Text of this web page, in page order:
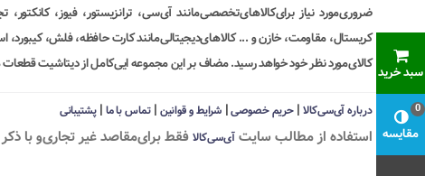
ضروری‌مورد نیاز برای‌کالاهای‌تخصصی‌مانند آی‌سی، ترانزیستور، فیوز، کانکتور،
کریستال، مقاومت، خازن و ... کالاهای‌دیجیتالی‌مانند کارت حافظه، فلش، کیبورد،
کالای‌مورد نظر خود خواهد رسید. مضاف بر این مجموعه ایی‌کامل از دیتاشیت
درباره آی‌سی‌کالا| حریم خصوصی| شرایط و قوانین |تماس با ما |پشتیبانی
استفاده از مطالب سايتآی‌سی‌کالافقط برای‌مقاصد غیر تجاری‌و با
سبد خرید
مقایسه
0